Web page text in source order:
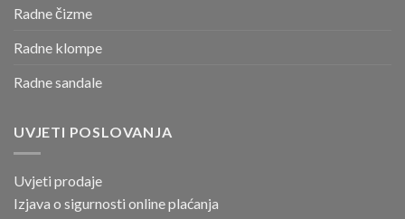
Radne čizme
Radne klompe
Radne sandale
UVJETI POSLOVANJA
Uvjeti prodaje
Izjava o sigurnosti onlineplaćanja